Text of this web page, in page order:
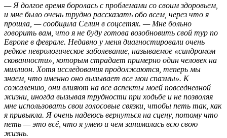
— Я долгое время боролась с проблемами со своим здоровьем,
и мне было очень трудно рассказать обо всем, через что я
прошла, — сообщила Селин в соцсетях. — Мне больно
говорить вам, что я не буду готова возобновить свой тур по
Европе в феврале. Недавно у меня диагностировали очень
редкое неврологическое заболевание, называемое «синдромом
скованности», которым страдает примерно один человек на
миллион. Хотя исследования продолжаются, теперь мы
знаем, что именно оно вызывает все мои спазмы». К
сожалению, они влияют на все аспекты моей повседневной
жизни, иногда вызывая трудности при ходьбе и не позволяя
мне использовать свои голосовые связки, чтобы петь так, как
я привыкла. Я очень надеюсь вернуться на сцену, потому что
петь — это всё, что я умею и чем занималась всю свою
жизнь.